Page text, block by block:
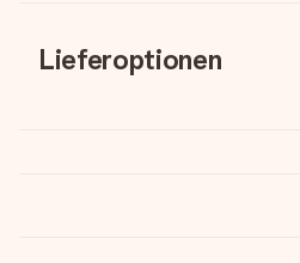
Lieferoptionen